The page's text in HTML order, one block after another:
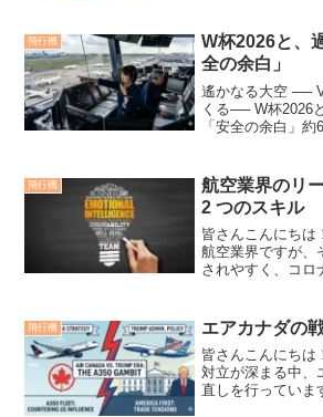
と労働組合が新た
飛行機
W杯2026と、
全の余白」
遙かなる大空 ──
くる── W杯2026
「安全の余白」約
ルドカップに沸い
げる者...
飛行機
航空業界のリ
2 つのスキル
皆さんこんにちは
航空業界ですが、
されやすく、コロ
な航空業界をリー
ルとは？航空業
飛行機 エアカナダの
皆さんこんにちは
対立が深まる中、
直しを行っていま